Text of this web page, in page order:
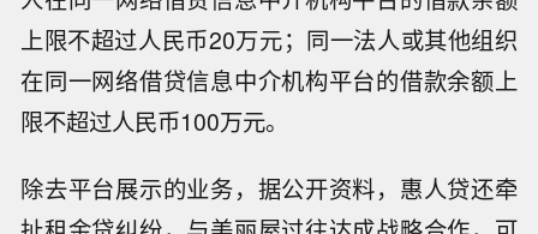
上限不超过人民币20万元；同一法人或其他组织
在同一网络借贷信息中介机构平台的借款余额上
限不超过人民币100万元。
除去平台展示的业务，据公开资料，惠人贷还牵